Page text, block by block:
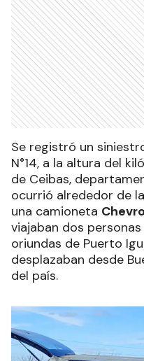
Se registró un
N°14, a la altura del
de Ceibas,
ocurrió alrededor de
una camioneta
viajaban dos
oriundas de Puerto
desplazaban desde
del país.